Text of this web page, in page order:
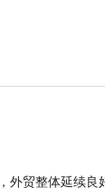
外贸整体延续良